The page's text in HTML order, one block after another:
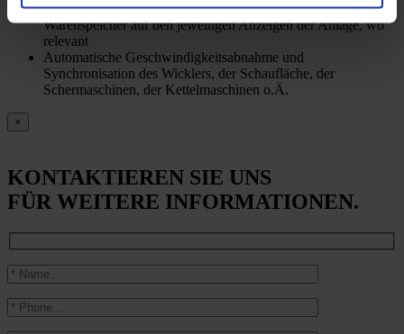
Automatische Darstellung des aktuellen Inhaltes aller
Warenspeicher auf den jeweiligen Anzeigen der Anlage, wo
relevant
Automatische Geschwindigkeitsabnahme und
Synchronisation des Wicklers, der Schaufläche, der
Schermaschinen, der Kettelmaschinen o.Ä.
×
KONTAKTIEREN SIE UNS
FÜR WEITERE INFORMATIONEN.